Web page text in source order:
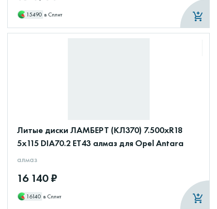
15490 в Сплит
Литые диски ЛАМБЕРТ (КЛ370) 7.500xR18
5x115 DIA70.2 ET43 алмаз для Opel Antara
алмаз
16 140 ₽
16140 в Сплит